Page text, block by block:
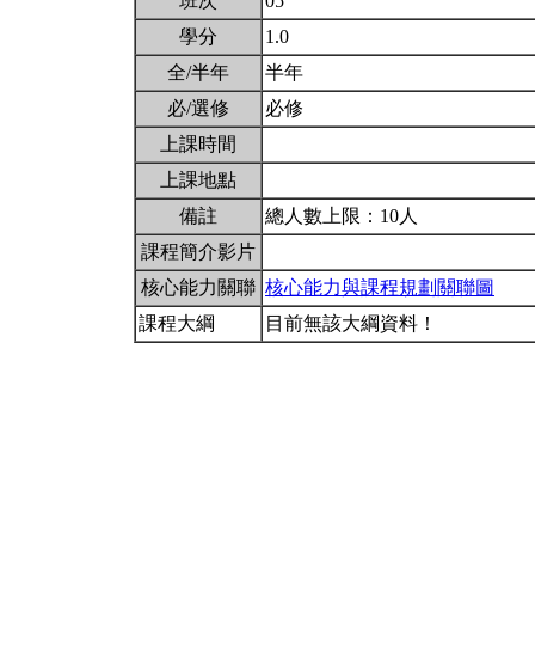
學分
1.0
全/半年
半年
必/選修
必修
上課時間
上課地點
備註
總人數上限：10人
課程簡介影片
核心能力關聯 核心能力與課程規劃關聯圖
課程大綱
目前無該大綱資料！